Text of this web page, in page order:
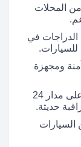
المحلات
في
ومجهزة
أمن وحراسة: نظام أمني متكامل يعمل على مدار 24
حديثة.